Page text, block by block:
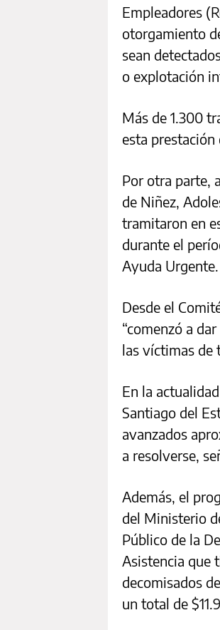
Empleadores
otorgamiento
sean
o explotación
Más de 1.300
esta
Por otra parte,
de Niñez,
tramitaron en
durante el
Ayuda Urgente.
Desde el
“comenzó a
las víctimas de
En la
Santiago del
avanzados
a resolverse,
Además, el
del Ministerio
Público de la
Asistencia que
decomisados
un total de